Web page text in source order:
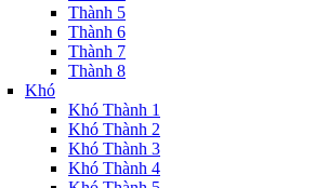
Thành 5
Thành 6
Thành 7
Thành 8
Khó
Khó Thành 1
Khó Thành 2
Khó Thành 3
Khó Thành 4